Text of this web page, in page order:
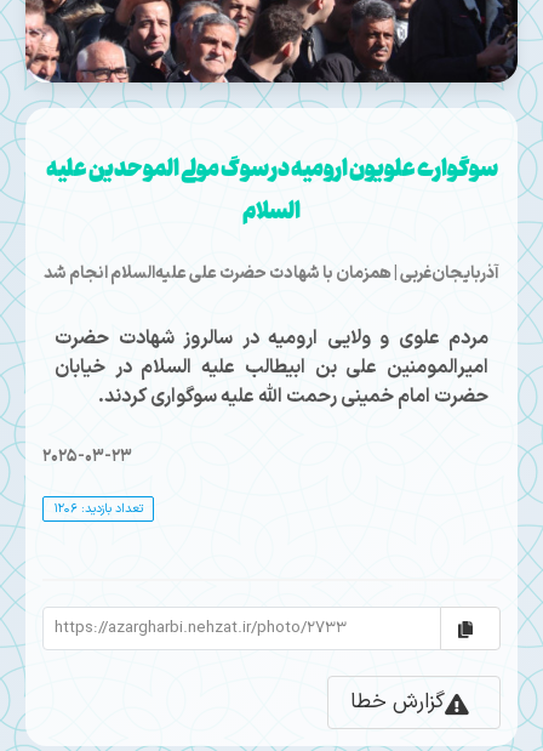
سوگواری علویون ارومیه در سوگ مولی الموحدین علیه
السلام
آذربایجان‌غربی | همزمان با شهادت حضرت علی علیه‌السلام انجام شد
مردم علوی و ولایی ارومیه در سالروز شهادت حضرت
امیرالمومنین علی بن ابیطالب علیه السلام در خیابان
حضرت امام خمینی رحمت الله علیه سوگواری کردند.
2025-03-23
تعداد بازدید: 1206
گزارش خطا